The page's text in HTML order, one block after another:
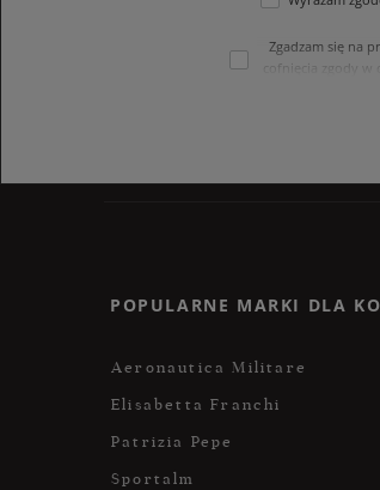
Zgadzam się na
cofnięcia zgody
treści swoich
POPULARNE MARKI DLA
Aeronautica Militare
Elisabetta Franchi
Patrizia Pepe
Sportalm